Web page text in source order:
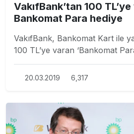
VakıfBank’tan 100
Bankomat Para hediye
VakıfBank, Bankomat Kart ile
100 TL’ye varan ‘Bankomat
20.03.2019 6,317